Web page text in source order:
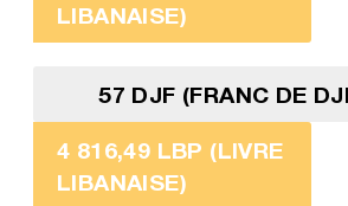
LIBANAISE)
57 DJF (FRANC DE
4 816,49 LBP (LIVRE
LIBANAISE)